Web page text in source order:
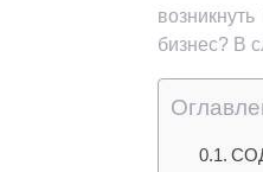
бизнес? В